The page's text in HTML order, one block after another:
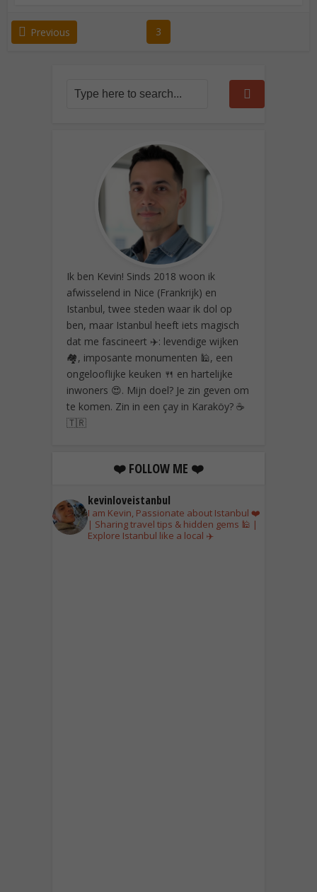
Previous 3
Ik ben Kevin! Sinds 2018 woon ik
afwisselend in Nice (Frankrijk) en
Istanbul, twee steden waar ik dol op
ben, maar Istanbul heeft iets magisch
dat me fascineert ✈️: levendige wijken
🏘️, imposante monumenten 🕌, een
ongelooflijke keuken 🍴 en hartelijke
inwoners 😍. Mijn doel? Je zin geven om
te komen. Zin in een çay in Karaköy? ☕
🇹🇷
❤️ FOLLOW ME ❤️
kevinloveistanbul
I am Kevin, Passionate about Istanbul ❤️
| Sharing travel tips & hidden gems 🕌 |
Explore Istanbul like a local ✈️